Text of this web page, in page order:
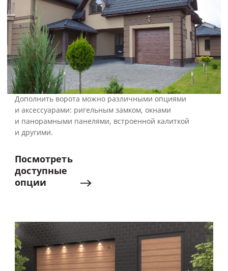
Дополнить ворота можно различными опциями
и аксессуарами: ригельным замком, окнами
и панорамными панелями, встроенной калиткой
и другими.
Посмотреть
доступные
опции